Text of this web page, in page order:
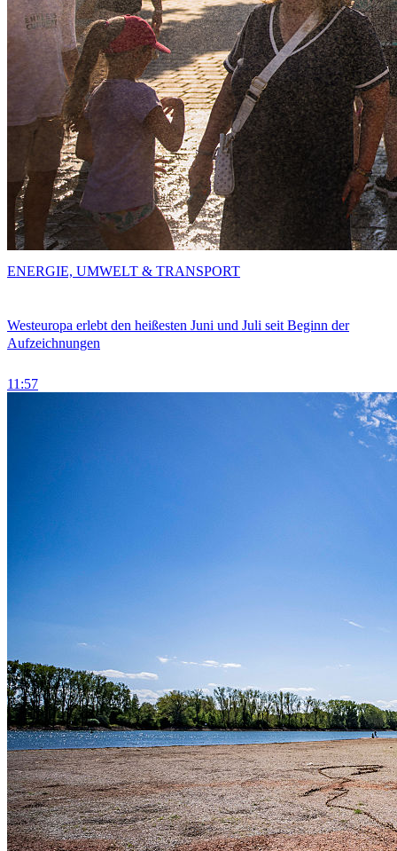
Westeuropa erlebt den heißesten Juni und Juli seit Beginn der
Aufzeichnungen
11:57
ENERGIE, UMWELT & TRANSPORT